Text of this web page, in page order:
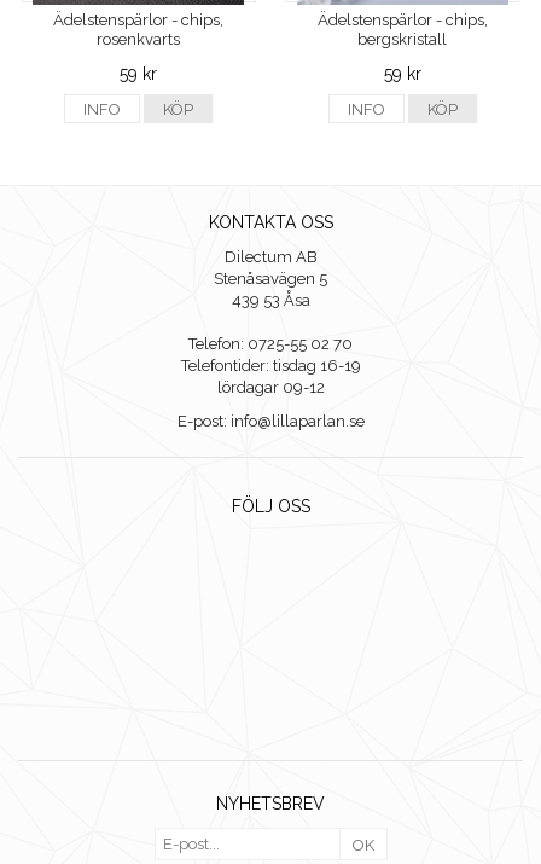
Ädelstenspärlor - chips,
rosenkvarts
59 kr
INFO KÖP
Ädelstenspärlor - chips,
bergskristall
59 kr
INFO KÖP
KONTAKTA OSS
Dilectum AB
Stenåsavägen 5
439 53 Åsa
Telefon: 0725-55 02 70
Telefontider: tisdag 16-19
lördagar 09-12
E-post: info@lillaparlan.se
FÖLJ OSS
NYHETSBREV
OK